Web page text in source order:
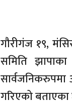
गौरीगंज १९,
समिति
गरिएको